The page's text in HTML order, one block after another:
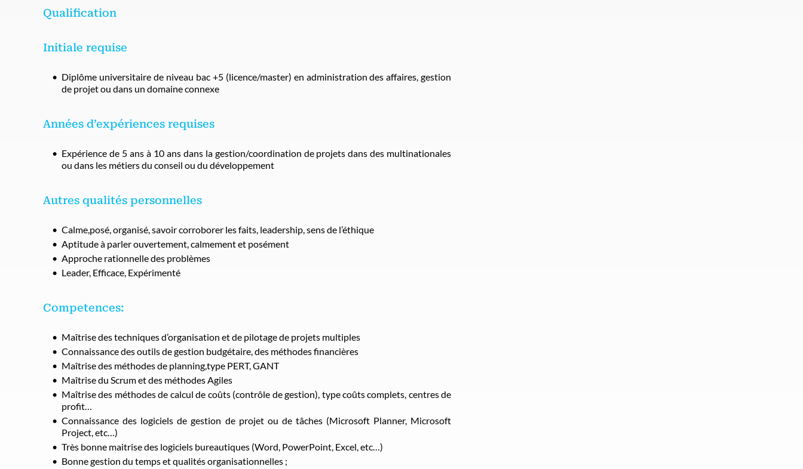
Qualification
Initiale requise
Diplôme universitaire de niveau bac +5 (licence/master) en administration des affaires, gestion
de projet ou dans un domaine connexe
Années d’expériences requises
Expérience de 5 ans à 10 ans dans la gestion/coordination de projets dans des multinationales
ou dans les métiers du conseil ou du développement
Autres qualités personnelles
Calme,posé, organisé, savoir corroborer les faits, leadership, sens de l’éthique
Aptitude à parler ouvertement, calmement et posément
Approche rationnelle des problèmes
Leader, Efficace, Expérimenté
Competences:
Maîtrise des techniques d’organisation et de pilotage de projets multiples
Connaissance des outils de gestion budgétaire, des méthodes financières
Maîtrise des méthodes de planning,type PERT, GANT
Maîtrise du Scrum et des méthodes Agiles
Maîtrise des méthodes de calcul de coûts (contrôle de gestion), type coûts complets, centres de
profit…
Connaissance des logiciels de gestion de projet ou de tâches (Microsoft Planner, Microsoft
Project, etc…)
Très bonne maitrise des logiciels bureautiques (Word, PowerPoint, Excel, etc…)
Bonne gestion du temps et qualités organisationnelles ;